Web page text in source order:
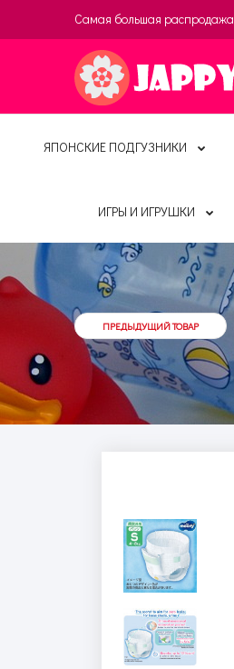
Самая большая распродажа
ЯПОНСКИЕ ПОДГУЗНИКИ
ИГРЫ И ИГРУШКИ
ПРЕДЫДУЩИЙ ТОВАР